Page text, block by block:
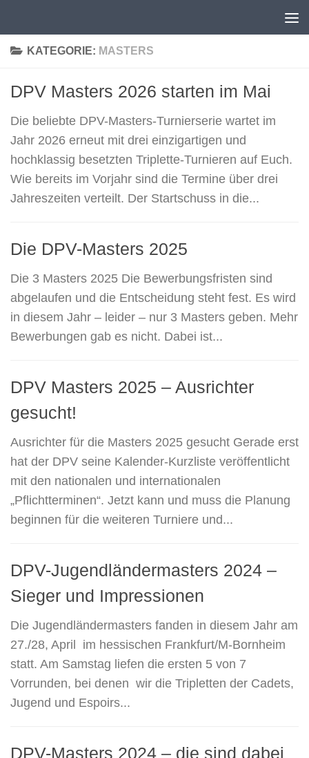
KATEGORIE: MASTERS
DPV Masters 2026 starten im Mai
Die beliebte DPV-Masters-Turnierserie wartet im
Jahr 2026 erneut mit drei einzigartigen und
hochklassig besetzten Triplette-Turnieren auf Euch.
Wie bereits im Vorjahr sind die Termine über drei
Jahreszeiten verteilt. Der Startschuss in die...
Die DPV-Masters 2025
Die 3 Masters 2025 Die Bewerbungsfristen sind
abgelaufen und die Entscheidung steht fest. Es wird
in diesem Jahr – leider – nur 3 Masters geben. Mehr
Bewerbungen gab es nicht. Dabei ist...
DPV Masters 2025 – Ausrichter
gesucht!
Ausrichter für die Masters 2025 gesucht Gerade erst
hat der DPV seine Kalender-Kurzliste veröffentlicht
mit den nationalen und internationalen
„Pflichtterminen“. Jetzt kann und muss die Planung
beginnen für die weiteren Turniere und...
DPV-Jugendländermasters 2024 –
Sieger und Impressionen
Die Jugendländermasters fanden in diesem Jahr am
27./28, April im hessischen Frankfurt/M-Bornheim
statt. Am Samstag liefen die ersten 5 von 7
Vorrunden, bei denen wir die Tripletten der Cadets,
Jugend und Espoirs...
DPV-Masters 2024 – die sind dabei